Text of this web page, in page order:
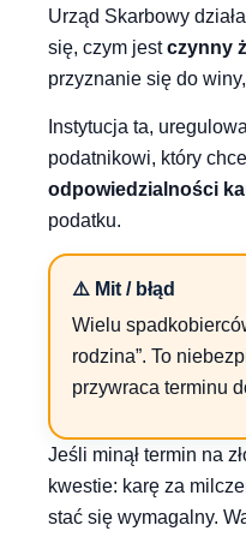
Urząd Skarbowy
się, czym jestczynny
przyznanie się do
Instytucja ta,
podatnikowi, który
odpowiedzialności
podatku.
⚠️ Mit / błąd
Wielu
rodzina”. To
przywraca terminu
Jeśli minął termin na
kwestie: karę za
stać się wymagalny.